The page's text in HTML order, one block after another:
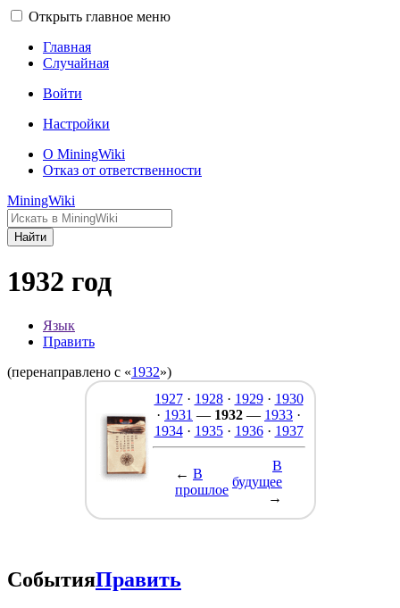
Открыть главное меню
Главная
Случайная
Войти
Настройки
О MiningWiki
Отказ от ответственности
MiningWiki
Найти
1932 год
Язык
Править
(перенаправлено с «1932»)
1927· 1928· 1929· 1930
· 1931 — 1932 — 1933 ·
1934· 1935· 1936· 1937
← В
прошлое
В
будущее
→
СобытияПравить